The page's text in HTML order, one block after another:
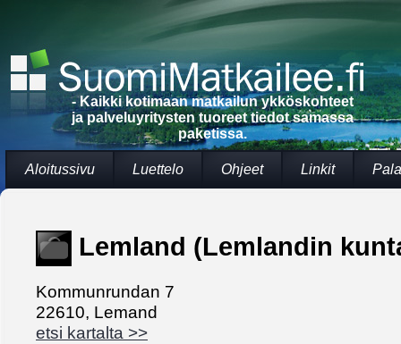
- Kaikki kotimaan matkailun ykköskohteet
ja palveluyritysten tuoreet tiedot samassa
paketissa.
Aloitussivu Luettelo Ohjeet Linkit
Lemland (Lemlandin
Kommunrundan 7
22610, Lemand
etsi kartalta >>